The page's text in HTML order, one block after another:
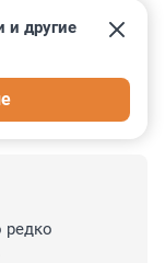
и другие
редко